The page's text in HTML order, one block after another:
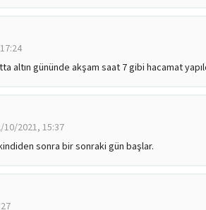
altın gününde akşam saat 7 gibi hacamat
10/2021, 15:37
sonra bir sonraki gün başlar.